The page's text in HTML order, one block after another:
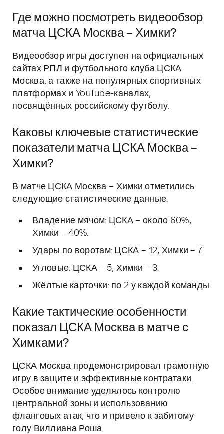
Где можно посмотреть видеообзор
матча ЦСКА Москва – Химки?
Видеообзор игры доступен на официальных
сайтах РПЛ и футбольного клуба ЦСКА
Москва, а также на популярных спортивных
платформах и YouTube-каналах,
посвящённых российскому футболу.
Каковы ключевые статистические
показатели матча ЦСКА Москва –
Химки?
В матче ЦСКА Москва – Химки отметились
следующие статистические данные:
Владение мячом: ЦСКА – около 60%,
Химки – 40%.
Удары по воротам: ЦСКА – 12, Химки – 7.
Угловые: ЦСКА – 5, Химки – 3.
Жёлтые карточки: по 2 у каждой команды.
Какие тактические особенности
показал ЦСКА Москва в матче с
Химками?
ЦСКА Москва продемонстрировал грамотную
игру в защите и эффективные контратаки.
Особое внимание уделялось контролю
центральной зоны и использованию
фланговых атак, что и привело к забитому
голу Виллиана Роша.